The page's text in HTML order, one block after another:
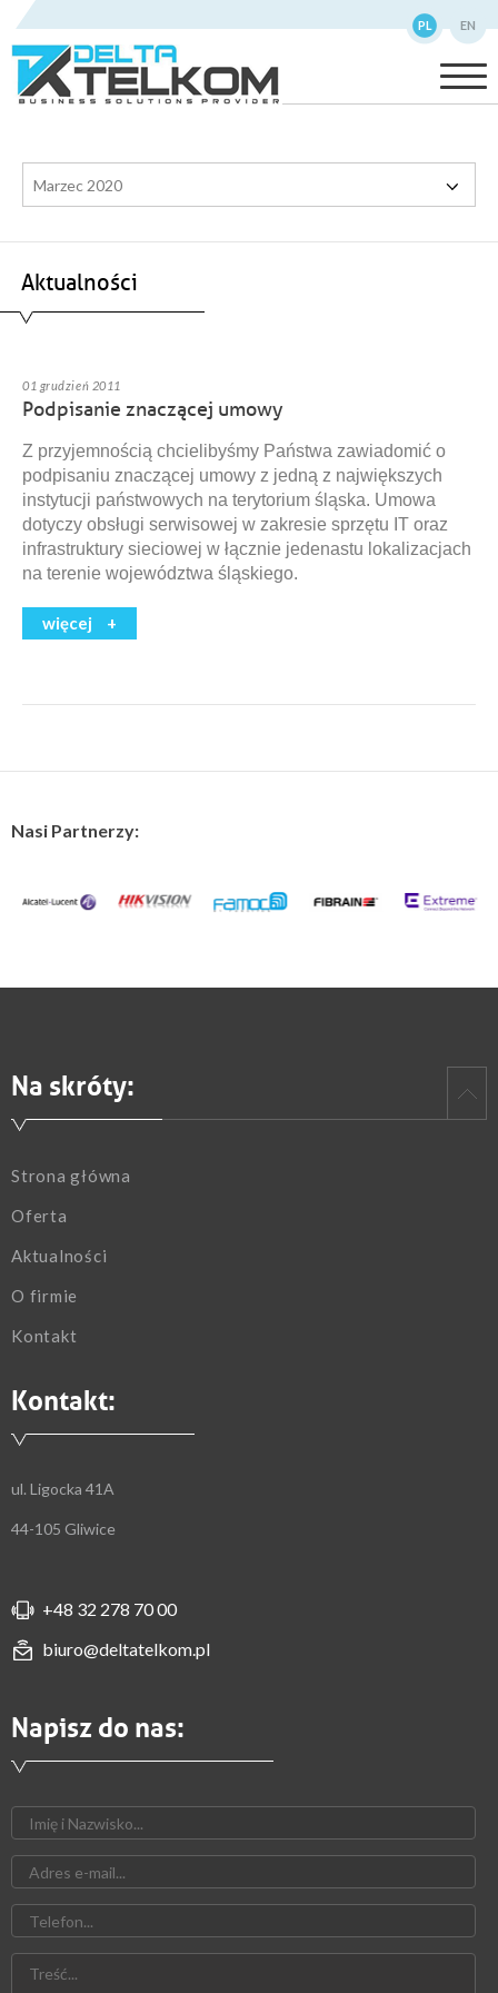
PL EN
Marzec 2020
Aktualności
01 grudzień 2011
Podpisanie znaczącej umowy
Z przyjemnością chcielibyśmy Państwa zawiadomić o
podpisaniu znaczącej umowy z jedną z największych
instytucji państwowych na terytorium śląska. Umowa
dotyczy obsługi serwisowej w zakresie sprzętu IT oraz
infrastruktury sieciowej w łącznie jedenastu lokalizacjach
na terenie województwa śląskiego.
więcej
Nasi Partnerzy:
Na skróty:
Strona główna
Oferta
Aktualności
O firmie
Kontakt
Kontakt:
ul. Ligocka 41A
44-105 Gliwice
+48 32 278 70 00
biuro@deltatelkom.pl
Napisz do nas: